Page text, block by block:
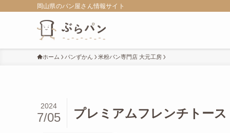
岡山県のパン屋さん情報サイト
ホーム パンずかん 米粉パン専門店 大元工房
プレミアムフレンチトース
2024
7/05